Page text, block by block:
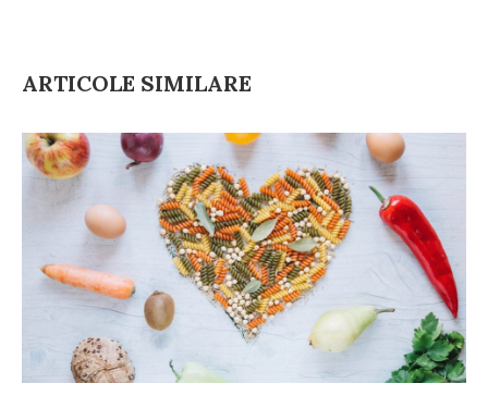
ARTICOLE SIMILARE